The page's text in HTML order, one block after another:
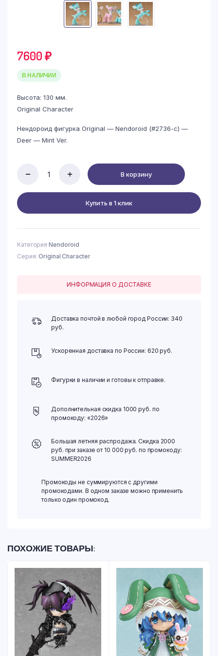
7600₽
В НАЛИЧИИ
Высота: 130 мм.
Original Character
Нендороид фигурка Original — Nendoroid (#2736-c) —
Deer — Mint Ver.
Nendoroid
(#2736-
-
Ver.
В корзину
Купить в 1 клик
Категория Nendoroid
Серия:Original Character
ИНФОРМАЦИЯ О ДОСТАВКЕ
Доставка почтой в любой город России: 340
руб.
Ускоренная доставка по России: 620 руб.
Фигурки в наличии и готовы к отправке.
Дополнительная скидка 1000 руб. по
промокоду: «2026»
Большая летняя распродажа. Скидка 2000
руб. при заказе от 10 000 руб. по промокоду:
SUMMER2026
Промокоды не суммируются с другими
промокодами. В одном заказе можно применить
только один промокод.
ПОХОЖИЕ ТОВАРЫ: